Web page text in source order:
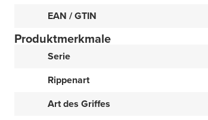
EAN / GTIN
Produktmerkmale
Serie
Rippenart
Art des Griffes